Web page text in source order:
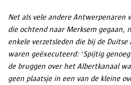
Net als vele andere Antwerpenaren
die ochtend naar Merksem gegaan,
enkele verzetsleden die bij de
waren geëxecuteerd: ‘Spijtig
de bruggen over het Albertkanaal
geen plaatsje in een van de kleine